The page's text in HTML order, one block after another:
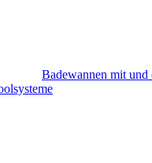
Badewannen mit und